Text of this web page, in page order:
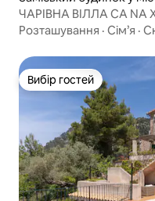
ЧАРІВНА ВІЛЛА CA NA
Розташування · Сім’я ·
Вибір гостей
Вибір гостей